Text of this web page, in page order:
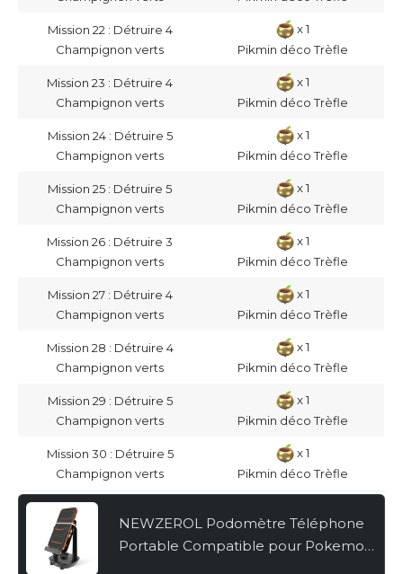
Mission 22 : Détruire 4
Champignon verts
x 1
Pikmin déco Trèfle
Mission 23 : Détruire 4
Champignon verts
x 1
Pikmin déco Trèfle
Mission 24 : Détruire 5
Champignon verts
x 1
Pikmin déco Trèfle
Mission 25 : Détruire 5
Champignon verts
x 1
Pikmin déco Trèfle
Mission 26 : Détruire 3
Champignon verts
x 1
Pikmin déco Trèfle
Mission 27 : Détruire 4
Champignon verts
x 1
Pikmin déco Trèfle
Mission 28 : Détruire 4
Champignon verts
x 1
Pikmin déco Trèfle
Mission 29 : Détruire 5
Champignon verts
x 1
Pikmin déco Trèfle
Mission 30 : Détruire 5
Champignon verts
x 1
Pikmin déco Trèfle
NEWZEROL Podomètre Téléphone
Portable Compatible pour Pokemon